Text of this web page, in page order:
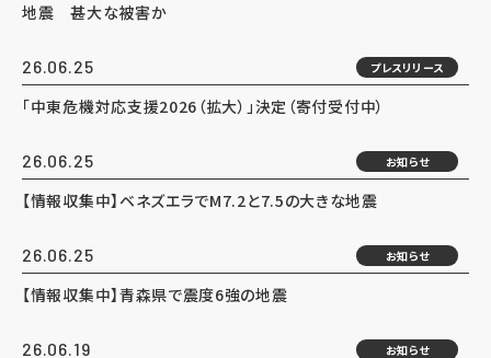
地震 甚大な被害か
26.06.25 プレスリリース
「中東危機対応支援2026（拡大）」決定（寄付受付中）
26.06.25 お知らせ
【情報収集中】ベネズエラでM7.2と7.5の大きな地震
26.06.25 お知らせ
【情報収集中】青森県で震度6強の地震
26.06.19 お知らせ